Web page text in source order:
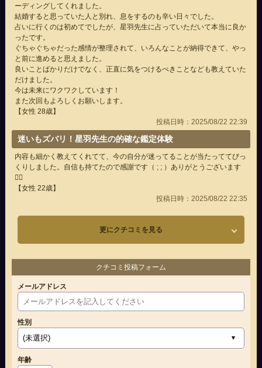
ーディングしてくれました。
結婚すると思っていた人と別れ、息をするのも辛い日々でした。
占いに行くのは初めてでしたが、星羽先生に占っていただいて本当に良か
ったです。
ぐちゃぐちゃだった感情が整理されて、いろんなことが納得できて、やっ
と前に進めると思えました。
良いことばかりだけでなく、正直に気をつけるべきことなども教えていた
だけました。
今は未来にワクワクしています！
また次回もよろしくお願いします。
【女性 28歳】
投稿日時：2025/08/22 22:39
迷いもズバリ！星羽先生の的確な鑑定体験
内容も細かく教えてくれてて、今の自分が迷ってることが当たっててびっ
くりしました。自信も持てたので感謝です（ ; ; ）ありがとうございます
🙇‍♀️
【女性 22歳】
投稿日時：2025/08/22 22:35
更にクチコミを見る
クチコミ投稿フォーム
メールアドレス
性別
年齢